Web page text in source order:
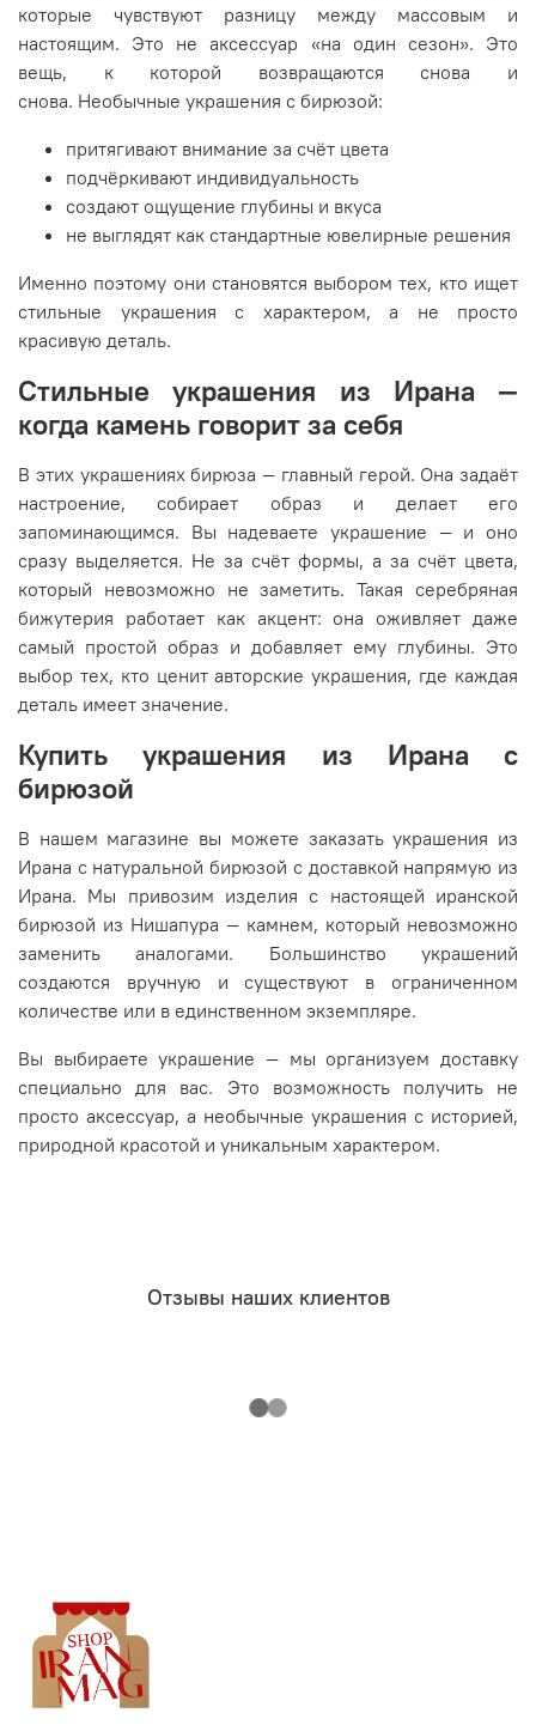
которые чувствуют разницу между массовым и
настоящим. Это не аксессуар «на один сезон». Это
вещь, к которой возвращаются снова и
снова. Необычные украшения с бирюзой:
притягивают внимание за счёт цвета
подчёркивают индивидуальность
создают ощущение глубины и вкуса
не выглядят как стандартные ювелирные решения
Именно поэтому они становятся выбором тех, кто ищет
стильные украшения с характером, а не просто
красивую деталь.
Стильные украшения из Ирана —
когда камень говорит за себя
В этих украшениях бирюза — главный герой. Она задаёт
настроение, собирает образ и делает его
запоминающимся. Вы надеваете украшение — и оно
сразу выделяется. Не за счёт формы, а за счёт цвета,
который невозможно не заметить. Такая серебряная
бижутерия работает как акцент: она оживляет даже
самый простой образ и добавляет ему глубины. Это
выбор тех, кто ценит авторские украшения, где каждая
деталь имеет значение.
Купить украшения из Ирана с
бирюзой
В нашем магазине вы можете заказать украшения из
Ирана с натуральной бирюзой с доставкой напрямую из
Ирана. Мы привозим изделия с настоящей иранской
бирюзой из Нишапура — камнем, который невозможно
заменить аналогами. Большинство украшений
создаются вручную и существуют в ограниченном
количестве или в единственном экземпляре.
Вы выбираете украшение — мы организуем доставку
специально для вас. Это возможность получить не
просто аксессуар, а необычные украшения с историей,
природной красотой и уникальным характером.
Отзывы наших клиентов